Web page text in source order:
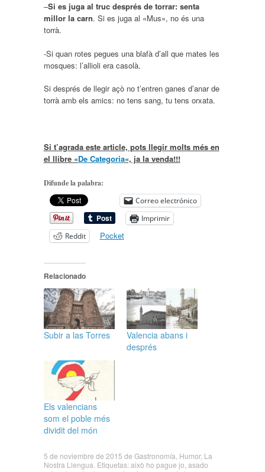
–Si es juga al truc després de torrar: senta
millor la carn. Si es juga al «Mus», no és una
torrà.
-Si quan rotes pegues una blafà d’all que mates les
mosques: l’allioli era casolà.
Si després de llegir açò no t’entren ganes d’anar de
torrà amb els amics: no tens sang, tu tens orxata.
Si t’agrada este article, pots llegir molts més en
el llibre «De Categoria«, ja la venda!!!
Difunde la palabra:
Correo electrónico
Imprimir
Reddit
Pocket
Relacionado
Subir a las Torres
Valencia abans i
després
Els valencians
som el poble més
dividit del món
5 de noviembre de 2015 de Gastronomía, Humor, La
Nostra Llengua. Etiquetas:això ho pague jo,asado